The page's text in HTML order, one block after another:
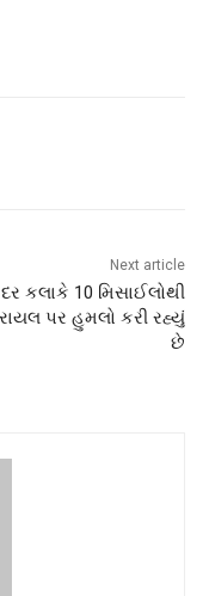
Next article
કલાકે 10 મિસાઈલોથી
પર હુમલો કરી રહ્યું
છે